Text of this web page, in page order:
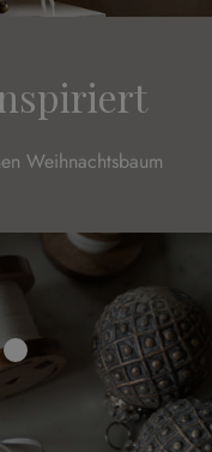
Weihnachtsbaum